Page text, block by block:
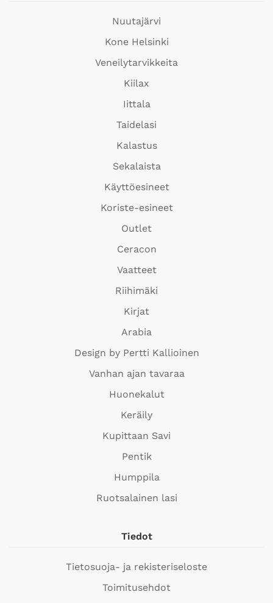
Nuutajärvi
Kone Helsinki
Veneilytarvikkeita
Kiilax
Iittala
Taidelasi
Kalastus
Sekalaista
Käyttöesineet
Koriste-esineet
Outlet
Ceracon
Vaatteet
Riihimäki
Kirjat
Arabia
Design by Pertti Kallioinen
Vanhan ajan tavaraa
Huonekalut
Keräily
Kupittaan Savi
Pentik
Humppila
Ruotsalainen lasi
Tiedot
Tietosuoja- ja rekisteriseloste
Toimitusehdot